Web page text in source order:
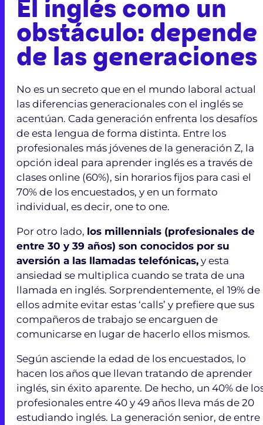
El inglés como un
obstáculo: depende
de las generaciones
No es un secreto que en el mundo laboral actual
las diferencias generacionales con el inglés se
acentúan. Cada generación enfrenta los desafíos
de esta lengua de forma distinta. Entre los
profesionales más jóvenes de la generación Z, la
opción ideal para aprender inglés es a través de
clases online (60%), sin horarios fijos para casi el
70% de los encuestados, y en un formato
individual, es decir, one to one.
Por otro lado, los millennials (profesionales de
entre 30 y 39 años) son conocidos por su
aversión a las llamadas telefónicas, y esta
ansiedad se multiplica cuando se trata de una
llamada en inglés. Sorprendentemente, el 19% de
ellos admite evitar estas ‘calls’ y prefiere que sus
compañeros de trabajo se encarguen de
comunicarse en lugar de hacerlo ellos mismos.
Según asciende la edad de los encuestados, lo
hacen los años que llevan tratando de aprender
inglés, sin éxito aparente. De hecho, un 40% de
profesionales entre 40 y 49 años lleva más de 20
estudiando inglés. La generación senior, de entre